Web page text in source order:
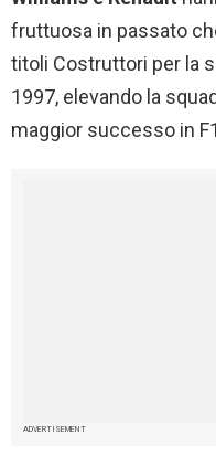
fruttuosa in passato
titoli Costruttori per la
1997, elevando la
maggior successo in
ADVERTISEMENT